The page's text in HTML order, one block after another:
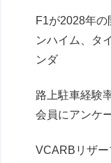
F1が2028年
ンハイム、タ
ンダ
路上駐車経験
会員にアンケ
VCARBリザ